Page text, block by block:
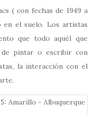
( con fechas de 1949 a
en el suelo. Los artistas
que todo aquél que
pintar o escribir con
la interacción con el